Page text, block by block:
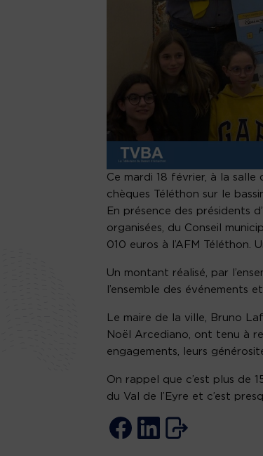
Ce mardi 18 février, à la salle
chèques Téléthon sur le
En présence des présidents
organisées, du Conseil
010 euros à l’AFM Téléthon.
Un montant réalisé, par
l’ensemble des événements
Le maire de la ville, Bruno
Noël Arcediano, ont tenu à
engagements, leurs
On rappel que c’est plus de
du Val de l’ Eyre et c’est